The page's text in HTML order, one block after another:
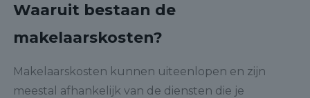
Waaruit bestaan de
makelaarskosten?
Makelaarskosten kunnen uiteenlopen en zijn
meestal afhankelijk van de diensten die je